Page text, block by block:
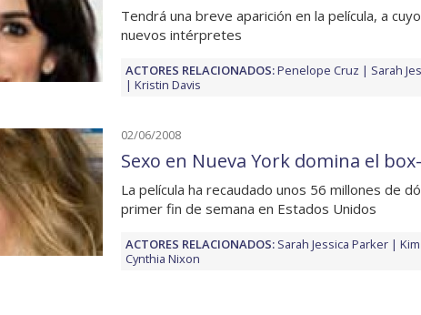
Tendrá una breve aparición en la película, a
nuevos intérpretes
ACTORES RELACIONADOS:Penelope Cruz Sarah
Kristin Davis
02/06/2008
Sexo en Nueva York domina el
La película ha recaudado unos 56 millones de
primer fin de semana en Estados Unidos
ACTORES RELACIONADOS: Sarah Jessica Parker
Cynthia Nixon